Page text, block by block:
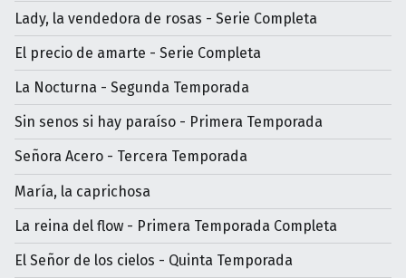
Lady, la vendedora de rosas - Serie Completa
El precio de amarte - Serie Completa
La Nocturna - Segunda Temporada
Sin senos si hay paraíso - Primera Temporada
Señora Acero - Tercera Temporada
María, la caprichosa
La reina del flow - Primera Temporada Completa
El Señor de los cielos - Quinta Temporada